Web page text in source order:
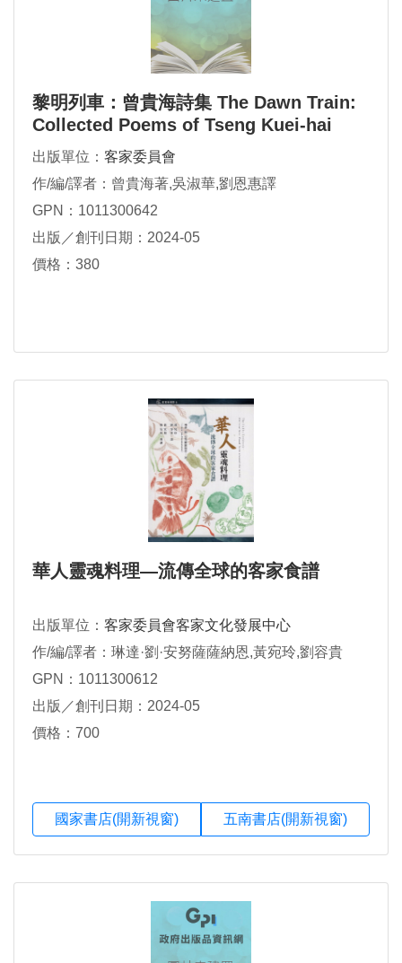
黎明列車：曾貴海詩集 The Dawn Train:
Collected Poems of Tseng Kuei-hai
出版單位： 客家委員會
作/編/譯者：曾貴海著,吳淑華,劉恩惠譯
GPN：1011300642
出版／創刊日期：2024-05
價格：380
華人靈魂料理—流傳全球的客家食譜
出版單位： 客家委員會客家文化發展中心
作/編/譯者：琳達·劉·安努薩薩納恩,黃宛玲,劉容貴
GPN：1011300612
出版／創刊日期：2024-05
價格：700
國家書店(開新視窗) 五南書店(開新視窗)